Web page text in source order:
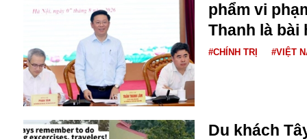
Gương sáng
Golf
GDP
phẩm vi
Thanh là bài
#CHÍNH TRỊ #VIỆT
Du khách